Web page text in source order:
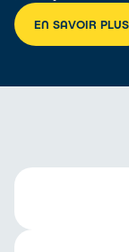
EN SAVOIR PLUS